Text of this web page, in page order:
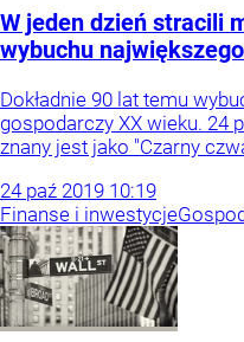
W jeden dzień stracili
wybuchu
Dokładnie 90 lat temu
gospodarczy XX wieku. 24
znany jest jako "Czarny
24 paź 2019 10:19
Finanse i inwestycje